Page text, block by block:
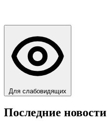
Для слабовидящих
Последние новости